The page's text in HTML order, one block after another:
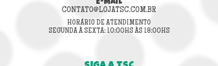
E-MAIL
CONTATO@LOJATSC.COM.BR
HORÁRIO DE ATENDIMENTO
SEGUNDA À SEXTA: 10:00HS ÀS 18:00HS